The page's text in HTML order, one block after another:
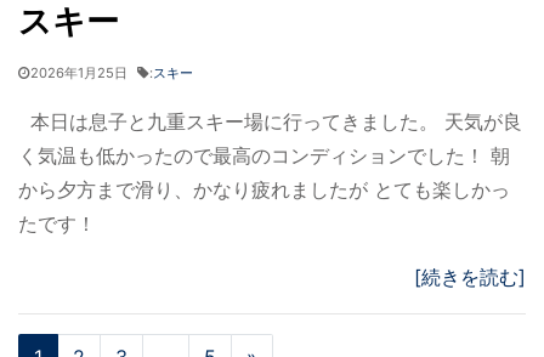
スキー
2026年1月25日 :スキー
本日は息子と九重スキー場に行ってきました。 天気が良
く気温も低かったので最高のコンディションでした！ 朝
から夕方まで滑り、かなり疲れましたが とても楽しかっ
たです！
[続きを読む]